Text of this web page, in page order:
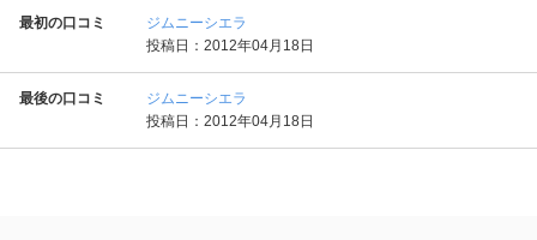
最初の口コミ
ジムニーシエラ
投稿日：2012年04月18日
最後の口コミ
ジムニーシエラ
投稿日：2012年04月18日